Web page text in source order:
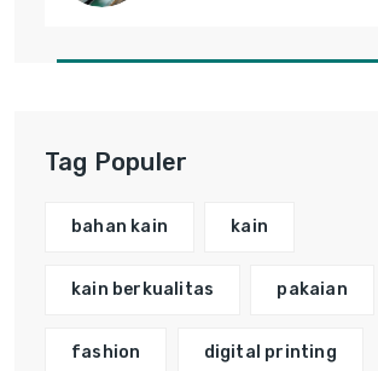
Tag Populer
bahan kain kain
kain berkualitas pakaian
fashion digital printing